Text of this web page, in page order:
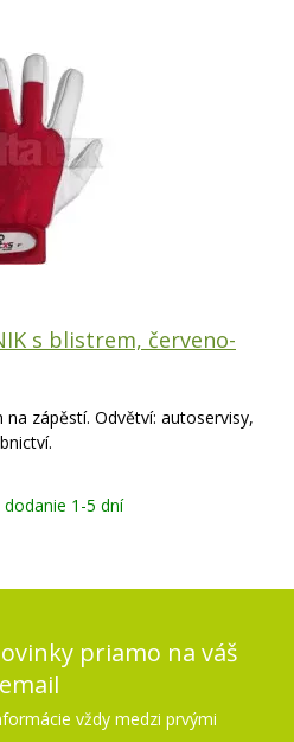
s blistrem, červeno-
na zápěstí. Odvětví: autoservisy,
1-5 dní
priamo na váš
email
vždy medzi prvými